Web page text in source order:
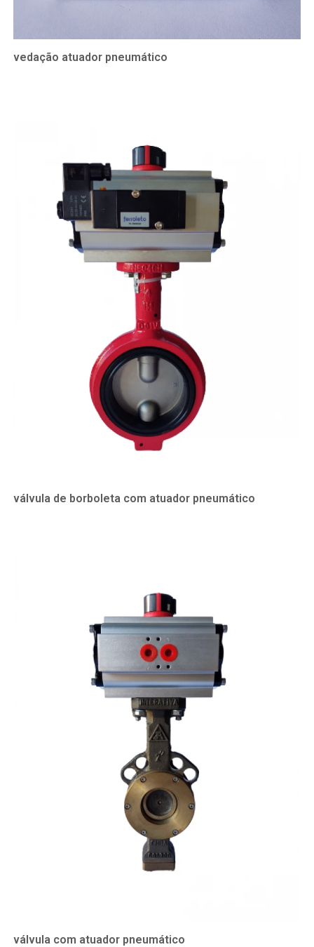
vedação atuador pneumático
válvula de borboleta com atuador pneumático
válvula com atuador pneumático